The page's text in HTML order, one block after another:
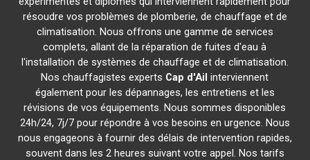
résoudre vos problèmes de plomberie, de chauffage et de
climatisation. Nous offrons une gamme de services
complets, allant de la réparation de fuites d'eau à
l'installation de systèmes de chauffage et de climatisation.
Nos chauffagistes experts Cap d'Ail interviennent
également pour les dépannages, les entretiens et les
révisions de vos équipements. Nous sommes disponibles
24h/24, 7j/7 pour répondre à vos besoins en urgence. Nous
nous engageons à fournir des délais de intervention rapides,
souvent dans les 2 heures suivant votre appel. Nos tarifs